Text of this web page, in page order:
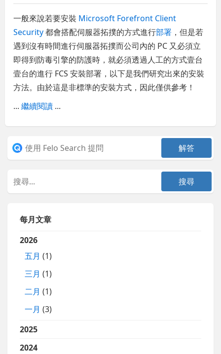
一般來說若要安裝 Microsoft Forefront Client
Security都會搭配伺服器拓撲的方式進行部署 ，但是若
遇到沒有時間進行伺服器拓撲而公司內的 PC 又必須立
即得到防毒引擎的防護時，就必須透過人工的方式壹台
壹台的進行 FCS 安裝部署，以下是我們研究出來的安裝
方法。由於這是非標準的安裝方式，因此僅供參考！
...繼續閱讀 ...
每月文章
2026
五月 (1)
三月 (1)
二月 (1)
一月 (3)
2025
2024